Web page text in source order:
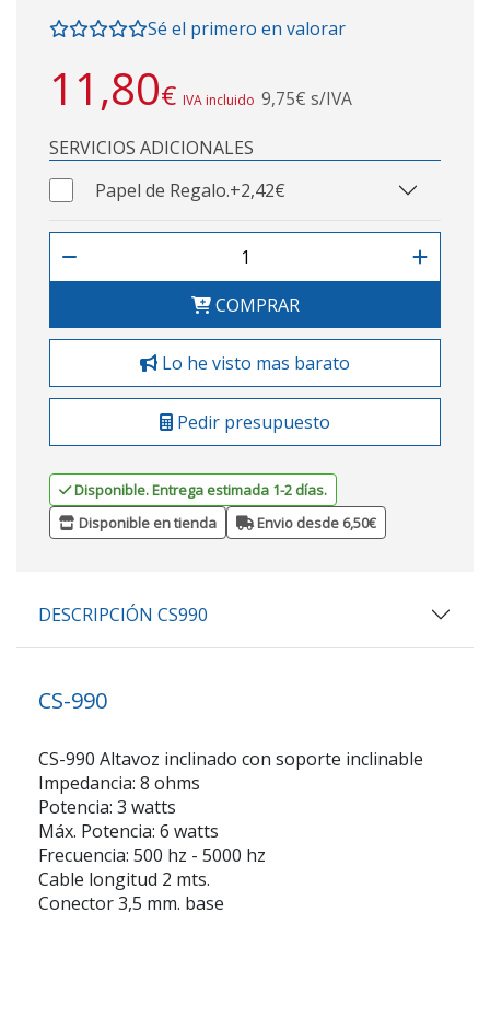
Sé el primero en valorar
11,80€ IVA incluido 9,75€ s/IVA
SERVICIOS ADICIONALES
Papel de Regalo.+2,42€
COMPRAR
Lo he visto mas barato
Pedir presupuesto
Disponible. Entrega estimada 1-2 días.
Disponible en tienda
Envio desde 6,50€
DESCRIPCIÓN CS990
CS-990
CS-990 Altavoz inclinado con soporte inclinable
Impedancia: 8 ohms
Potencia: 3 watts
Máx. Potencia: 6 watts
Frecuencia: 500 hz - 5000 hz
Cable longitud 2 mts.
Conector 3,5 mm. base